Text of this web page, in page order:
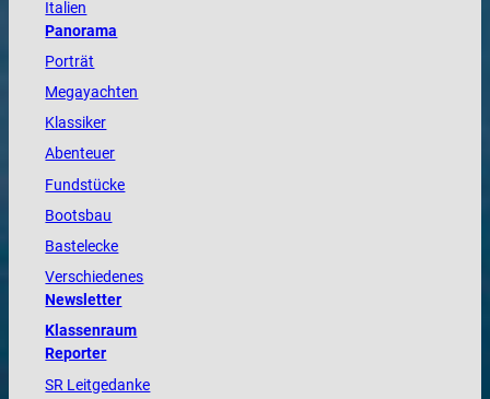
Italien
Panorama
Porträt
Megayachten
Klassiker
Abenteuer
Fundstücke
Bootsbau
Bastelecke
Verschiedenes
Newsletter
Klassenraum
Reporter
SR Leitgedanke